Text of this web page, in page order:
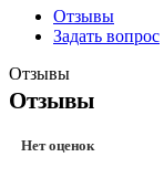
Отзывы
Задать вопрос
Отзывы
Отзывы
Нет оценок